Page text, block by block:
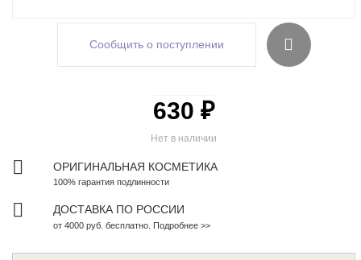
Сообщить о поступлении
Нет в наличии
630 ₽
ОРИГИНАЛЬНАЯ КОСМЕТИКА
100% гарантия подлинности
ДОСТАВКА ПО РОССИИ
от 4000 руб. бесплатно. Подробнее >>